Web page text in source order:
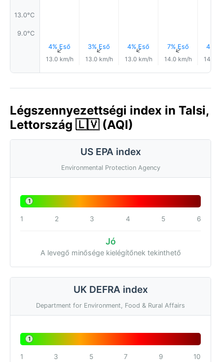
13.0°C
9.0°C
4% Eső
↑
13.0 km/h
3% Eső
↑
13.0 km/h
4% Eső
↑
13.0 km/h
7% Eső
↑
14.0 km/h
4%
14.0
Légszennyezettségi index in Talsi,
Lettország 🇱🇻 (AQI)
US EPA index
Environmental Protection Agency
1
1 2 3 4 5 6
Jó
A levegő minősége kielégítőnek tekinthető
UK DEFRA index
Department for Environment, Food & Rural Affairs
1
1 3 5 7 9 10